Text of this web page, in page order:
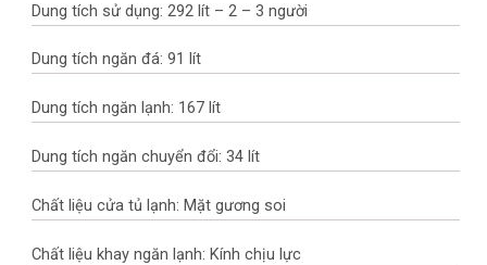
Dung tích sử dụng: 292 lít – 2 – 3 người
Dung tích ngăn đá: 91 lít
Dung tích ngăn lạnh: 167 lít
Dung tích ngăn chuyển đổi: 34 lít
Chất liệu cửa tủ lạnh: Mặt gương soi
Chất liệu khay ngăn lạnh: Kính chịu lực